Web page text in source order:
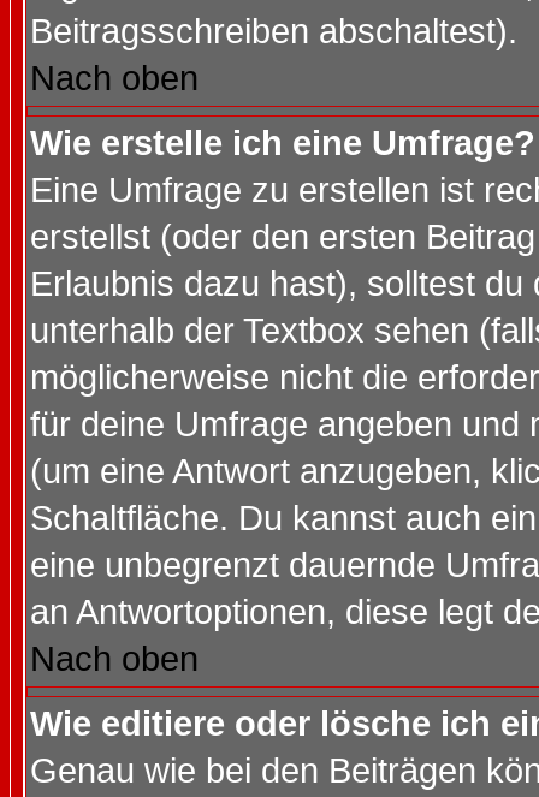
Beitragsschreiben abschaltest).
Nach oben
Wie erstelle ich eine Umfrage?
Eine Umfrage zu erstellen ist
erstellst (oder den ersten
Erlaubnis dazu hast), solltest
unterhalb der Textbox sehen
möglicherweise nicht die
für deine Umfrage angeben und
(um eine Antwort anzugeben,
Schaltfläche. Du kannst auch
eine unbegrenzt dauernde
an Antwortoptionen, diese legt
Nach oben
Wie editiere oder lösche ich
Genau wie bei den Beiträgen